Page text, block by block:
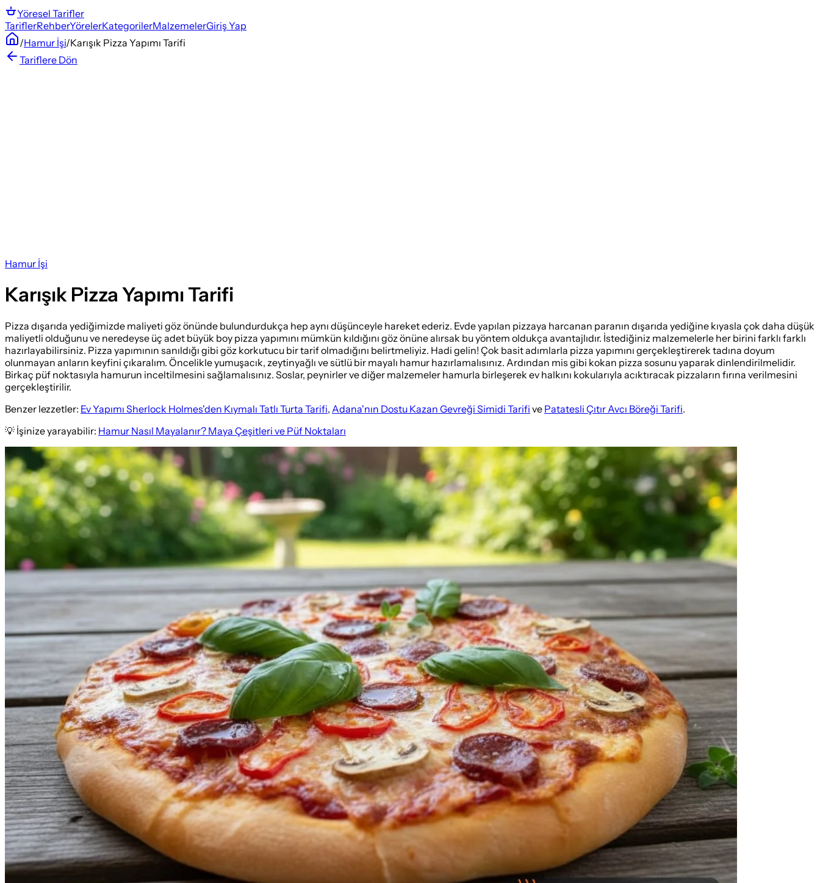
Yöresel Tarifler
TariflerRehberYörelerKategorilerMalzemelerGiriş Yap
/Hamur İşi/Karışık Pizza Yapımı Tarifi
Tariflere Dön
Hamur İşi
Karışık Pizza Yapımı Tarifi
Pizza dışarıda yediğimizde maliyeti göz önünde bulundurdukça hep aynı düşünceyle hareket ederiz. Evde yapılan pizzaya harcanan paranın dışarıda yediğine kıyasla çok daha düşük
maliyetli olduğunu ve neredeyse üç adet büyük boy pizza yapımını mümkün kıldığını göz önüne alırsak bu yöntem oldukça avantajlıdır. İstediğiniz malzemelerle her birini farklı farklı
hazırlayabilirsiniz. Pizza yapımının sanıldığı gibi göz korkutucu bir tarif olmadığını belirtmeliyiz. Hadi gelin! Çok basit adımlarla pizza yapımını gerçekleştirerek tadına doyum
olunmayan anların keyfini çıkaralım. Öncelikle yumuşacık, zeytinyağlı ve sütlü bir mayalı hamur hazırlamalısınız. Ardından mis gibi kokan pizza sosunu yaparak dinlendirilmelidir.
Birkaç püf noktasıyla hamurun inceltilmesini sağlamalısınız. Soslar, peynirler ve diğer malzemeler hamurla birleşerek ev halkını kokularıyla acıktıracak pizzaların fırına verilmesini
gerçekleştirilir.
Benzer lezzetler: Ev Yapımı Sherlock Holmes'den Kıymalı Tatlı Turta Tarifi, Adana'nın Dostu Kazan Gevreği Simidi Tarifi ve Patatesli Çıtır Avcı Böreği Tarifi.
💡 İşinize yarayabilir: Hamur Nasıl Mayalanır? Maya Çeşitleri ve Püf Noktaları